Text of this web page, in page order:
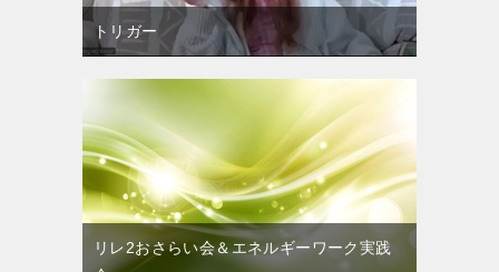
トリガー
リレ2おさらい会＆エネルギーワーク実践